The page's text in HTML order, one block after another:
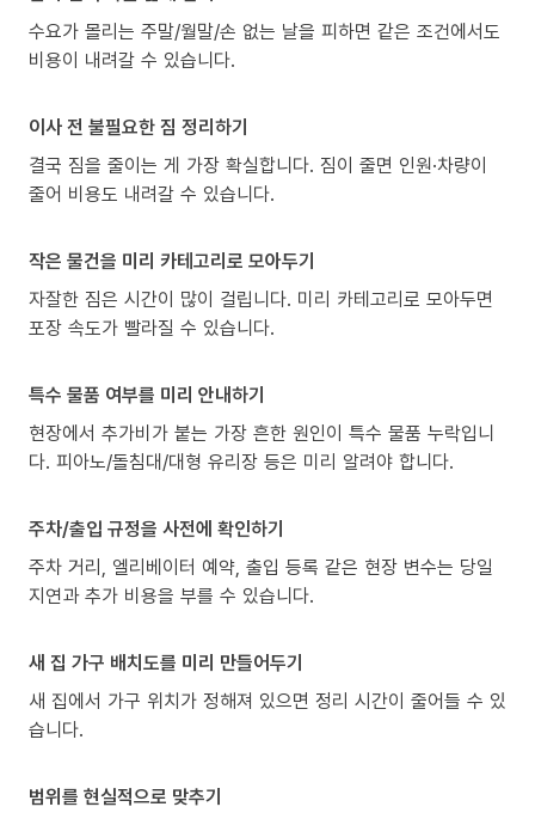
수요가 몰리는 주말/월말/손 없는 날을 피하면 같은 조건에서도
비용이 내려갈 수 있습니다.
이사 전 불필요한 짐 정리하기
결국 짐을 줄이는 게 가장 확실합니다. 짐이 줄면 인원·차량이
줄어 비용도 내려갈 수 있습니다.
작은 물건을 미리 카테고리로 모아두기
자잘한 짐은 시간이 많이 걸립니다. 미리 카테고리로 모아두면
포장 속도가 빨라질 수 있습니다.
특수 물품 여부를 미리 안내하기
현장에서 추가비가 붙는 가장 흔한 원인이 특수 물품 누락입니
다. 피아노/돌침대/대형 유리장 등은 미리 알려야 합니다.
주차/출입 규정을 사전에 확인하기
주차 거리, 엘리베이터 예약, 출입 등록 같은 현장 변수는 당일
지연과 추가 비용을 부를 수 있습니다.
새 집 가구 배치도를 미리 만들어두기
새 집에서 가구 위치가 정해져 있으면 정리 시간이 줄어들 수 있
습니다.
범위를 현실적으로 맞추기